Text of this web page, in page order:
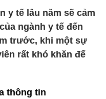
y tế lâu năm sẽ cảm
ngành y tế đến
trước, khi một sự
rất khó khăn để
thông tin